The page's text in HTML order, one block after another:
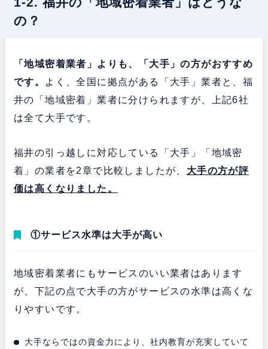
の？
「地域密着業者」よりも、「大手」の方がおすすめ
です。
よく、全国に拠点がある「大手」業者と、福
井の「地域密着」業者に分けられますが、上記6社
は全て大手です。
福井の引っ越しに対応している「大手」「地域密
着」の業者を2章で比較しましたが、 大手の方が評
価は高くなりました。
①サービス水準は大手が高い
地域密着業者にもサービスのいい業者はあります
が、下記の点で大手の方がサービスの水準は高くな
りやすいです。
大手ならではの資金力により、社内教育が充実していて